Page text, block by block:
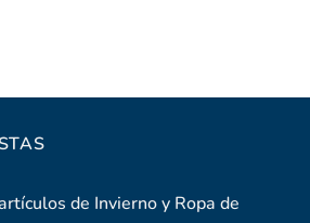
de Invierno y Ropa de